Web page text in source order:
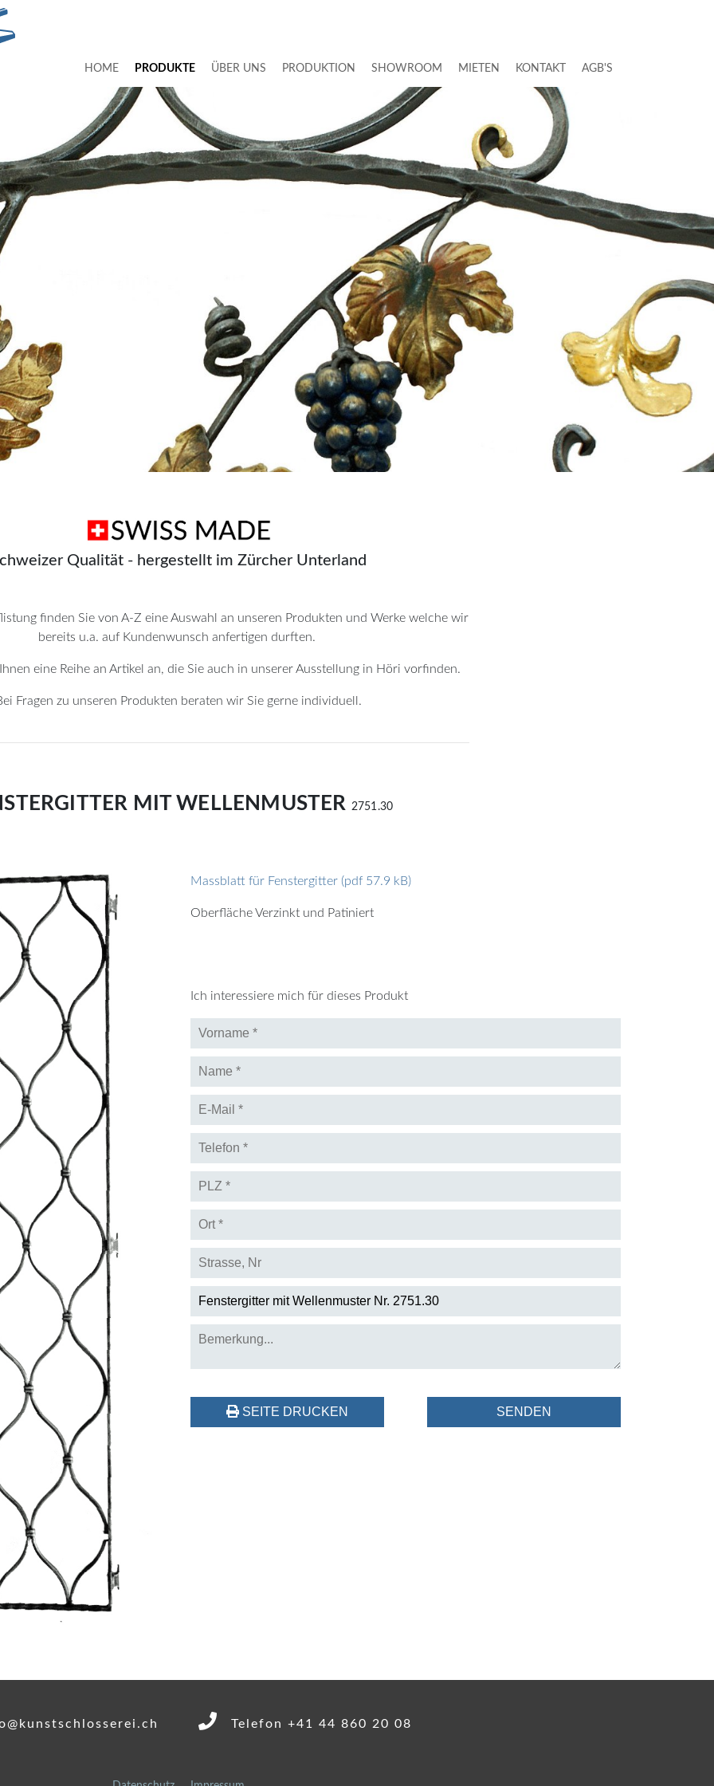
HOME PRODUKTE ÜBER UNS PRODUKTION SHOWROOM MIETEN KONTAKT AGB'S
Qualität - hergestellt im Zürcher Unterland
finden Sie von A-Z eine Auswahl an unseren Produkten und Werke welche wir
bereits u.a. auf Kundenwunsch anfertigen durften.
eine Reihe an Artikel an, die Sie auch in unserer Ausstellung in Höri vorfinden.
Fragen zu unseren Produkten beraten wir Sie gerne individuell.
MIT WELLENMUSTER 2751.30
Massblatt für Fenstergitter (pdf 57.9 kB)
Oberfläche Verzinkt und Patiniert
Ich interessiere mich für dieses Produkt
SEITE DRUCKEN
Telefon +41 44 860 20 08